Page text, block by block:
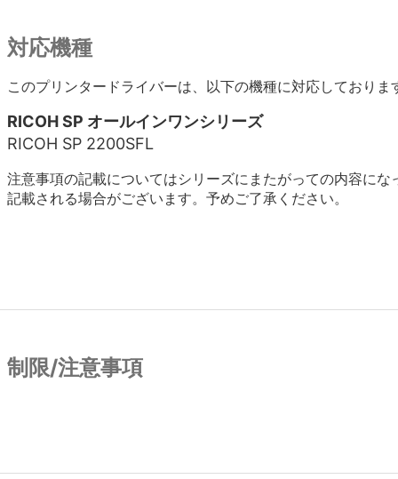
対応機種
このプリンタードライバーは、以下の機種に対応しておりま
RICOH SP オールインワンシリーズ
RICOH SP 2200SFL
注意事項の記載についてはシリーズにまたがっての内容に
記載される場合がございます。予めご了承ください。
制限/注意事項